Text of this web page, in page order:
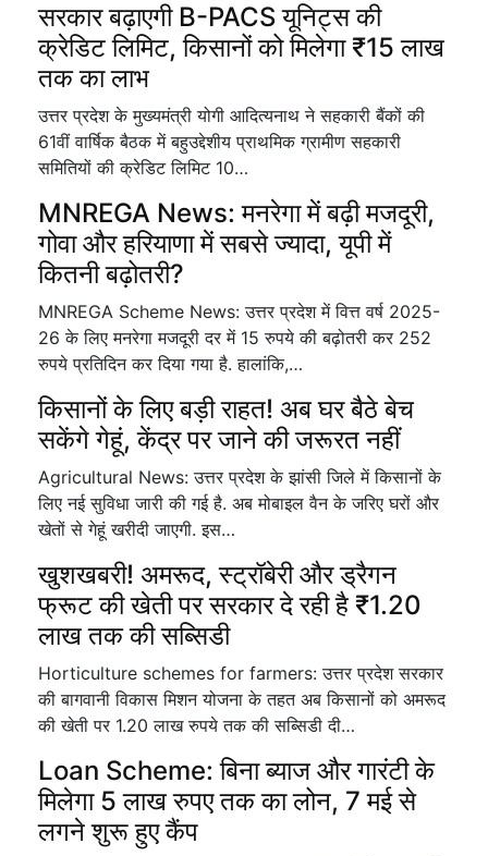
सरकार बढ़ाएगी B-PACS यूनिट्स की
क्रेडिट लिमिट, किसानों को मिलेगा ₹15 लाख
तक का लाभ
उत्तर प्रदेश के मुख्यमंत्री योगी आदित्यनाथ ने सहकारी बैंकों की
61वीं वार्षिक बैठक में बहुउद्देशीय प्राथमिक ग्रामीण सहकारी
समितियों की क्रेडिट लिमिट 10…
MNREGA News: मनरेगा में बढ़ी मजदूरी,
गोवा और हरियाणा में सबसे ज्यादा, यूपी में
कितनी बढ़ोतरी?
MNREGA Scheme News: उत्तर प्रदेश में वित्त वर्ष 2025-
26 के लिए मनरेगा मजदूरी दर में 15 रुपये की बढ़ोतरी कर 252
रुपये प्रतिदिन कर दिया गया है. हालांकि,…
किसानों के लिए बड़ी राहत! अब घर बैठे बेच
सकेंगे गेहूं, केंद्र पर जाने की जरूरत नहीं
Agricultural News: उत्तर प्रदेश के झांसी जिले में किसानों के
लिए नई सुविधा जारी की गई है. अब मोबाइल वैन के जरिए घरों और
खेतों से गेहूं खरीदी जाएगी. इस…
खुशखबरी! अमरूद, स्ट्रॉबेरी और ड्रैगन
फ्रूट की खेती पर सरकार दे रही है ₹1.20
लाख तक की सब्सिडी
Horticulture schemes for farmers: उत्तर प्रदेश सरकार
की बागवानी विकास मिशन योजना के तहत अब किसानों को अमरूद
की खेती पर 1.20 लाख रुपये तक की सब्सिडी दी…
Loan Scheme: बिना ब्याज और गारंटी के
मिलेगा 5 लाख रुपए तक का लोन, 7 मई से
लगने शुरू हुए कैंप